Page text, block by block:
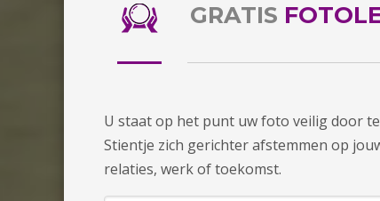
GRATIS
U staat op het punt uw foto veilig door
Stientje zich gerichter afstemmen op
relaties, werk of toekomst.